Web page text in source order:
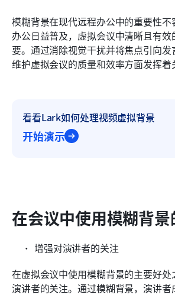
模糊背景在现代远程办公中的重要性
办公日益普及，虚拟会议中清晰且有
要。通过消除视觉干扰并将焦点引向
维护虚拟会议的质量和效率方面发挥着
看看Lark如何处理视频虚拟背景
开始演示
在会议中使用模糊背景
增强对演讲者的关注
在虚拟会议中使用模糊背景的主要好
演讲者的关注。通过模糊背景，演讲者